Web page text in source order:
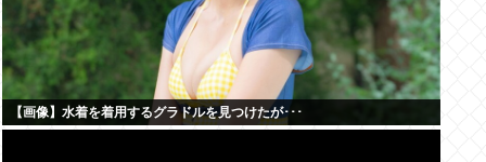
【画像】水着を着用するグラドルを見つけたが･･･